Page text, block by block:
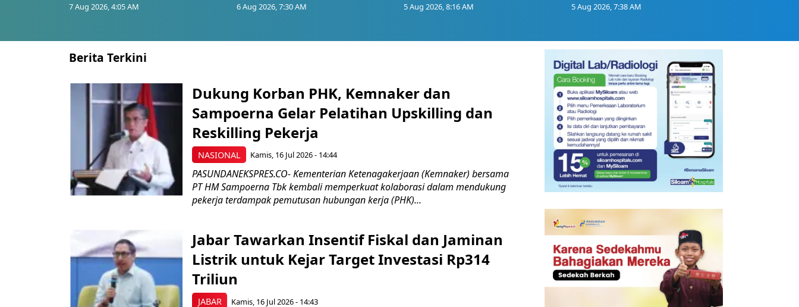
7 Aug 2026, 4:05 AM 6 Aug 2026, 7:30 AM 5 Aug 2026, 8:16 AM 5 Aug 2026, 7:38 AM
Berita Terkini
NASIONAL
Dukung Korban PHK, Kemnaker dan
Sampoerna Gelar Pelatihan Upskilling dan
Reskilling Pekerja
Kamis, 16 Jul 2026 - 14:44
PASUNDANEKSPRES.CO- Kementerian Ketenagakerjaan (Kemnaker) bersama
PT HM Sampoerna Tbk kembali memperkuat kolaborasi dalam mendukung
pekerja terdampak pemutusan hubungan kerja (PHK)...
JABAR
Jabar Tawarkan Insentif Fiskal dan Jaminan
Listrik untuk Kejar Target Investasi Rp314
Triliun
Kamis, 16 Jul 2026 - 14:43